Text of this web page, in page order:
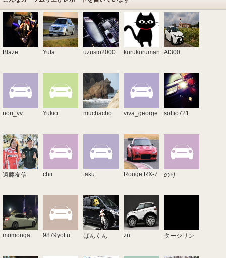
Blaze Yuta uzusio2000 kurukurumaniaAI300
nori_vv Yukio muchacho viva_george soffio721
遠藤友信 chii taku Rouge RX-7 のり
momonga 9879yottu ばんくん zn タージリン